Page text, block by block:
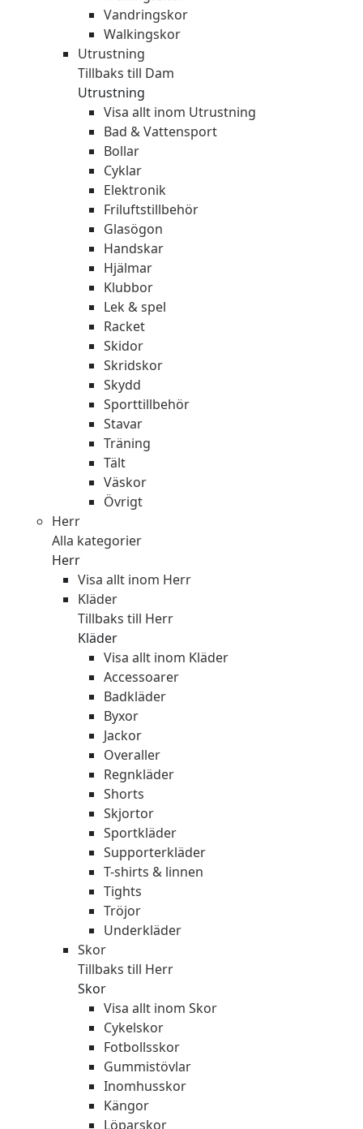
Vandringskor
Walkingskor
Utrustning
Tillbaks till Dam
Utrustning
Visa allt inom Utrustning
Bad & Vattensport
Bollar
Cyklar
Elektronik
Friluftstillbehör
Glasögon
Handskar
Hjälmar
Klubbor
Lek & spel
Racket
Skidor
Skridskor
Skydd
Sporttillbehör
Stavar
Träning
Tält
Väskor
Övrigt
Herr
Alla kategorier
Herr
Visa allt inom Herr
Kläder
Tillbaks till Herr
Kläder
Visa allt inom Kläder
Accessoarer
Badkläder
Byxor
Jackor
Overaller
Regnkläder
Shorts
Skjortor
Sportkläder
Supporterkläder
T-shirts & linnen
Tights
Tröjor
Underkläder
Skor
Tillbaks till Herr
Skor
Visa allt inom Skor
Cykelskor
Fotbollsskor
Gummistövlar
Inomhusskor
Kängor
Löparskor